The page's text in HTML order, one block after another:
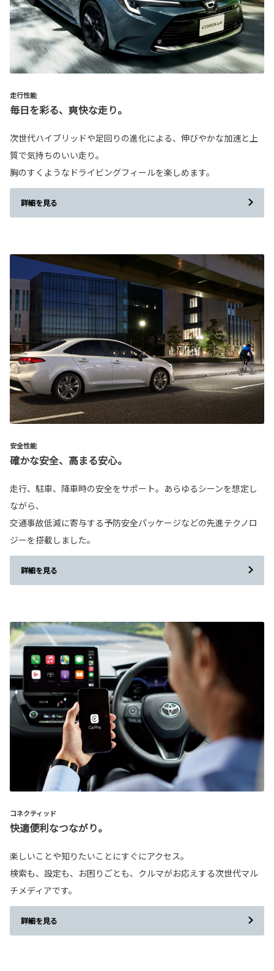
走行性能
毎日を彩る、爽快な走り。
次世代ハイブリッドや足回りの進化による、伸びやかな加速と上
質で気持ちのいい走り。
胸のすくようなドライビングフィールを楽しめます。
詳細を見る
安全性能
確かな安全、高まる安心。
走行、駐車、降車時の安全をサポート。あらゆるシーンを想定し
ながら、
交通事故低減に寄与する予防安全パッケージなどの先進テクノロ
ジーを搭載しました。
詳細を見る
コネクティッド
快適便利なつながり。
楽しいことや知りたいことにすぐにアクセス。
検索も、設定も、お困りごとも、クルマがお応えする次世代マル
チメディアです。
詳細を見る